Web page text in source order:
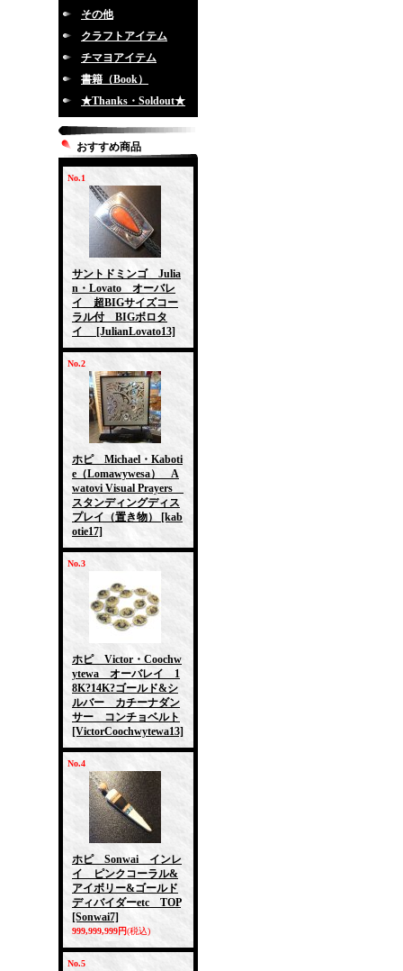
その他
クラフトアイテム
チマヨアイテム
書籍（Book）
★Thanks・Soldout★
おすすめ商品
No.1
サントドミンゴ Julia
n・Lovato オーバレ
イ 超BIGサイズコー
ラル付 BIGボロタ
イ
[JulianLovato13]
No.2
ホピ Michael・Kaboti
e（Lomawywesa） A
watovi Visual Prayers
スタンディングディス
プレイ（置き物）
[kab
otie17]
No.3
ホピ Victor・Coochw
ytewa オーバレイ 1
8K?14K?ゴールド&シ
ルバー カチーナダン
サー コンチョベルト
[VictorCoochwytewa13]
No.4
ホピ Sonwai インレ
イ ピンクコーラル&
アイボリー&ゴールド
ディバイダーetc TOP
[Sonwai7]
999,999,999円(税込)
No.5